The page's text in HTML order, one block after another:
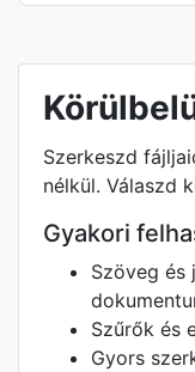
Szerkeszd
nélkül. Válaszd
Gyakori
Szöveg és
Szűrők és
Gyors